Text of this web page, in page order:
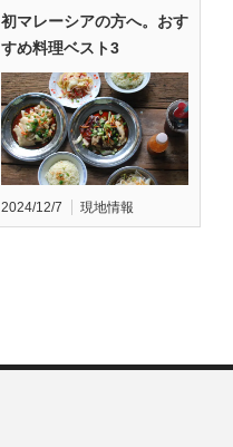
初マレーシアの方へ。おす
すめ料理ベスト3
2024/12/7 現地情報